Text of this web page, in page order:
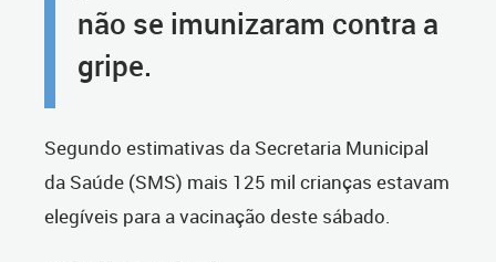
não se imunizaram contra a
gripe.
Segundo estimativas da Secretaria Municipal
da Saúde (SMS) mais 125 mil crianças estavam
elegíveis para a vacinação deste sábado.